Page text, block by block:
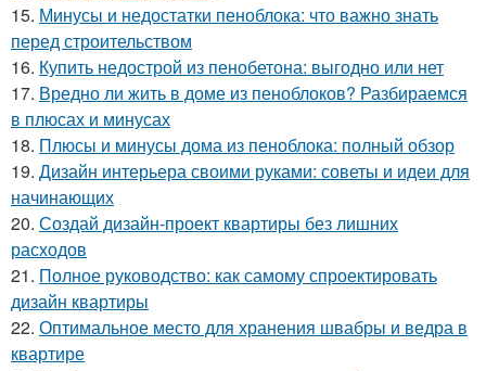
15. Минусы и недостатки пеноблока: что важно знать
перед строительством
16. Купить недострой из пенобетона: выгодно или нет
17. Вредно ли жить в доме из пеноблоков? Разбираемся
в плюсах и минусах
18. Плюсы и минусы дома из пеноблока: полный обзор
19. Дизайн интерьера своими руками: советы и идеи для
начинающих
20. Создай дизайн-проект квартиры без лишних
расходов
21. Полное руководство: как самому спроектировать
дизайн квартиры
22. Оптимальное место для хранения швабры и ведра в
квартире